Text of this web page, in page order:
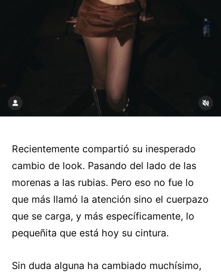
Recientemente compartió su inesperado
cambio de look. Pasando del lado de las
morenas a las rubias. Pero eso no fue lo
que más llamó la atención sino el cuerpazo
que se carga, y más específicamente, lo
pequeñita que está hoy su cintura.
Sin duda alguna ha cambiado muchísimo,